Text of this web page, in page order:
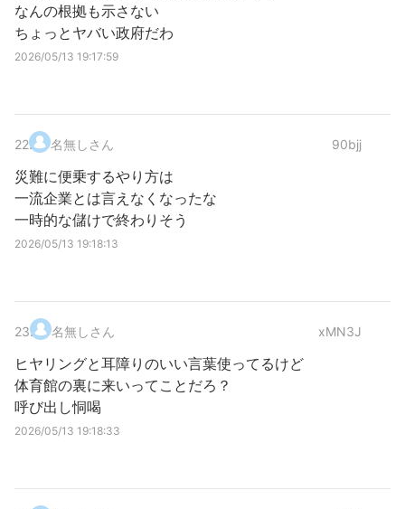
なんの根拠も示さない
ちょっとヤバい政府だわ
2026/05/13 19:17:59
22. 名無しさん 90bjj
災難に便乗するやり方は
一流企業とは言えなくなったな
一時的な儲けで終わりそう
2026/05/13 19:18:13
23. 名無しさん xMN3J
ヒヤリングと耳障りのいい言葉使ってるけど
体育館の裏に来いってことだろ？
呼び出し恫喝
2026/05/13 19:18:33